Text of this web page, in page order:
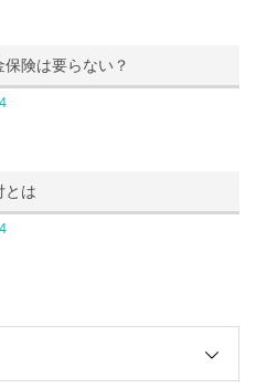
険は要らない？
とは